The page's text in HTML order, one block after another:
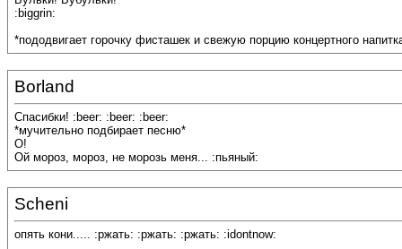
:biggrin:
*пододвигает горочку фисташек и свежую порцию концертного
Borland
Спасибки! :beer: :beer: :beer:
*мучительно подбирает песню*
О!
Ой мороз, мороз, не морозь меня... :пьяный:
Scheni
опять кони..... :ржать: :ржать: :ржать: :idontnow: